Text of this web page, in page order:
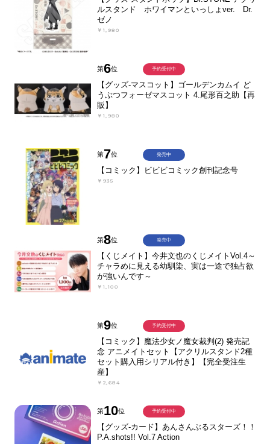
ルスタンド ホワイマンといっしょver. Dr.
ゼノ
￥1,980
第6位
【グッズ-マスコット】ゴールデンカムイ ど
うぶつフォーゼマスコット 4.尾形百之助【再
販】
￥1,980
予約受付中
第7位
【コミック】ビビビコミック創刊記念号
￥935
発売中
第8位
【くじメイト】今井文也のくじメイトVol.4～
チャラめに見える幼馴染、実は一途で独占欲
が強いんです～
￥1,100
発売中
第9位
【コミック】魔法少女ノ魔女裁判(2) 発売記
念 アニメイトセット【アクリルスタンド2種
セット購入用シリアル付き】【完全受注生
産】
￥2,684
予約受付中
第10位
【グッズ-カード】あんさんぶるスターズ！！
P.A.shots!! Vol.7 Action
予約受付中